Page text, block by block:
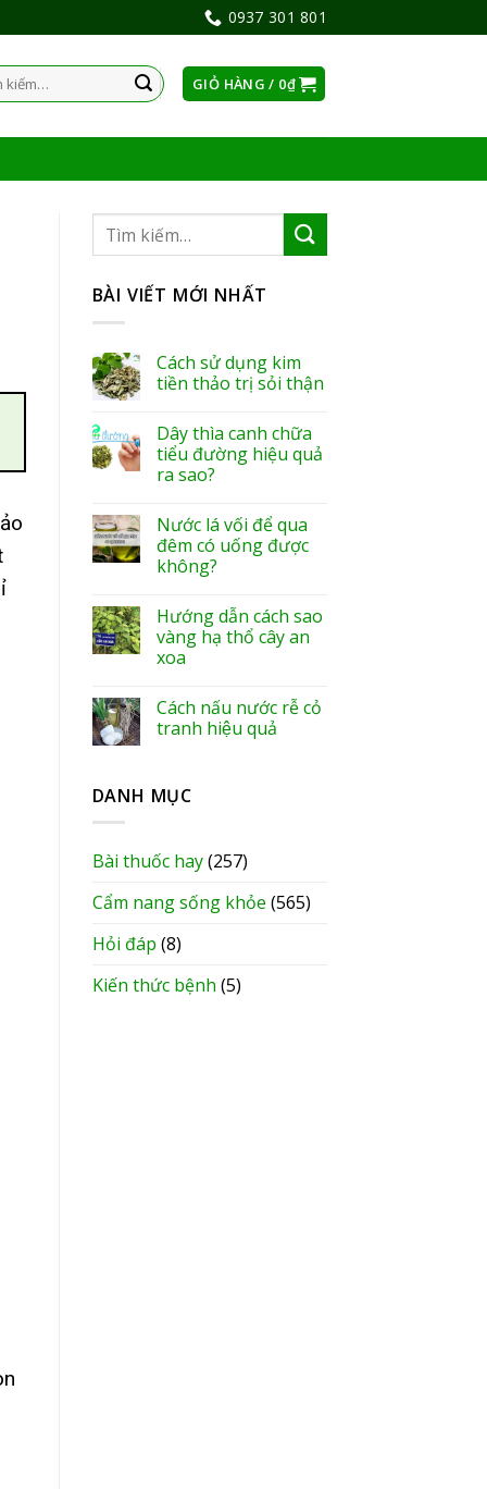
0937 301 801
GIỎ HÀNG / 0₫
BÀI VIẾT MỚI NHẤT
Cách sử dụng kim
tiền thảo trị sỏi thận
Dây thìa canh chữa
tiểu đường hiệu quả
ra sao?
Nước lá vối để qua
đêm có uống được
không?
Hướng dẫn cách sao
vàng hạ thổ cây an
xoa
Cách nấu nước rễ cỏ
tranh hiệu quả
DANH MỤC
Bài thuốc hay(257)
Cẩm nang sống khỏe (565)
Hỏi đáp (8)
Kiến thức bệnh (5)